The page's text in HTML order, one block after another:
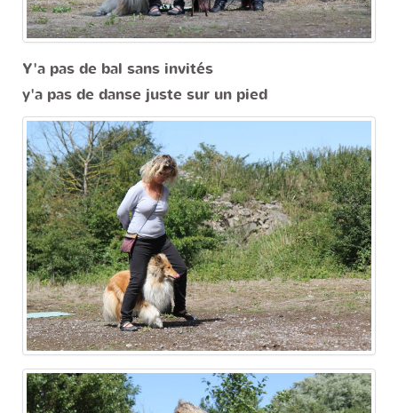
Y'a pas de bal sans invités
y'a pas de danse juste sur un pied